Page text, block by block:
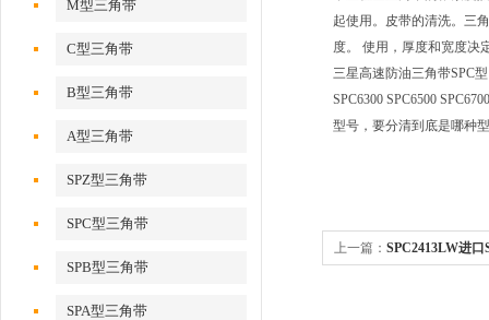
M型三角带
C型三角带
B型三角带
A型三角带
SPZ型三角带
SPC型三角带
SPB型三角带
SPA型三角带
起使用。皮带的清洗。三
度。 使用，厚度和宽度决
三星高速防油三角带SPC型
SPC6300 SPC6500
型号，要分清到底是哪种
上一篇： SPC2413LW进